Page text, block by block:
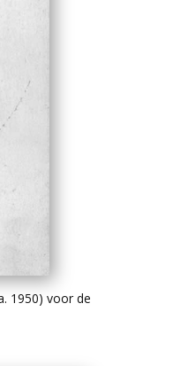
1950) voor de